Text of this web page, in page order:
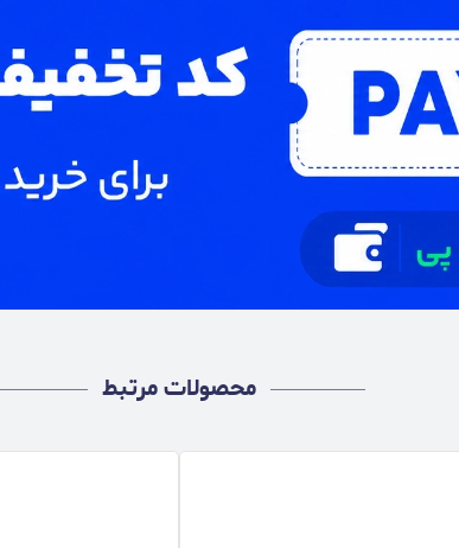
محصولات مرتبط